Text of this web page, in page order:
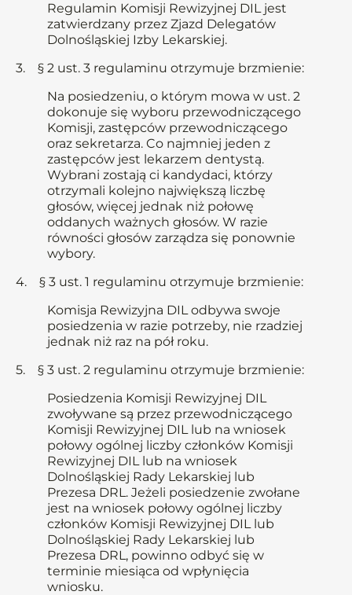
Regulamin Komisji Rewizyjnej DIL jest
zatwierdzany przez Zjazd Delegatów
Dolnośląskiej Izby Lekarskiej.
3. § 2 ust. 3 regulaminu otrzymuje brzmienie:
Na posiedzeniu, o którym mowa w ust. 2
dokonuje się wyboru przewodniczącego
Komisji, zastępców przewodniczącego
oraz sekretarza. Co najmniej jeden z
zastępców jest lekarzem dentystą.
Wybrani zostają ci kandydaci, którzy
otrzymali kolejno największą liczbę
głosów, więcej jednak niż połowę
oddanych ważnych głosów. W razie
równości głosów zarządza się ponownie
wybory.
4. § 3 ust. 1 regulaminu otrzymuje brzmienie:
Komisja Rewizyjna DIL odbywa swoje
posiedzenia w razie potrzeby, nie rzadziej
jednak niż raz na pół roku.
5. § 3 ust. 2 regulaminu otrzymuje brzmienie:
Posiedzenia Komisji Rewizyjnej DIL
zwoływane są przez przewodniczącego
Komisji Rewizyjnej DIL lub na wniosek
połowy ogólnej liczby członków Komisji
Rewizyjnej DIL lub na wniosek
Dolnośląskiej Rady Lekarskiej lub
Prezesa DRL. Jeżeli posiedzenie zwołane
jest na wniosek połowy ogólnej liczby
członków Komisji Rewizyjnej DIL lub
Dolnośląskiej Rady Lekarskiej lub
Prezesa DRL, powinno odbyć się w
terminie miesiąca od wpłynięcia
wniosku.